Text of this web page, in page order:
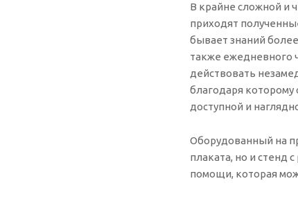
В крайне сложной и
приходят
бывает знаний
также ежедневного
действовать
благодаря
доступной и
Оборудованный на
плаката, но и стенд
помощи, которая